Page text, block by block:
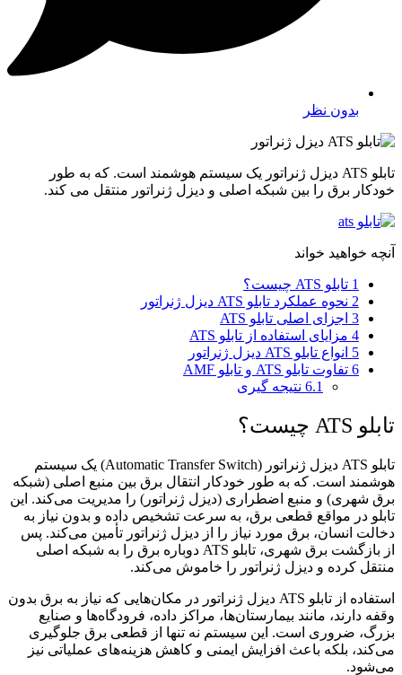
بدون نظر
تابلو ATS دیزل ژنراتور یک سیستم هوشمند است. که به طور
خودکار برق را بین شبکه اصلی و دیزل ژنراتور منتقل می‌ کند.
آنچه خواهید خواند
1 تابلو ATS چیست؟
2 نحوه عملکرد تابلو ATS دیزل ژنراتور
3 اجزای اصلی تابلو ATS
4 مزایای استفاده از تابلو ATS
5 انواع تابلو ATS دیزل ژنراتور
6 تفاوت تابلو ATS و تابلو AMF
6.1 نتیجه ‌گیری
تابلو ATS چیست؟
تابلو ATS دیزل ژنراتور (Automatic Transfer Switch) یک سیستم
هوشمند است. که به طور خودکار انتقال برق بین منبع اصلی (شبکه
برق شهری) و منبع اضطراری (دیزل ژنراتور) را مدیریت می‌کند. این
تابلو در مواقع قطعی برق، به سرعت تشخیص داده و بدون نیاز به
دخالت انسان، برق مورد نیاز را از دیزل ژنراتور تأمین می‌کند. پس
از بازگشت برق شهری، تابلو ATS دوباره برق را به شبکه اصلی
منتقل کرده و دیزل ژنراتور را خاموش می‌کند.
استفاده از تابلو ATS دیزل ژنراتور در مکان‌هایی که نیاز به برق بدون
وقفه دارند، مانند بیمارستان‌ها، مراکز داده، فرودگاه‌ها و صنایع
بزرگ، ضروری است. این سیستم نه تنها از قطعی برق جلوگیری
می‌کند، بلکه باعث افزایش ایمنی و کاهش هزینه‌های عملیاتی نیز
می‌شود.